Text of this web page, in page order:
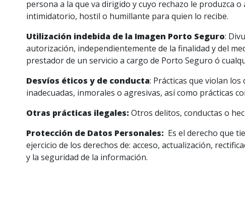
persona a la que va dirigido y cuyo rechazo le produzca
intimidatorio, hostil o humillante para quien lo recibe.
Utilización indebida de la Imagen Porto Seguro:
autorización, independientemente de la finalidad y del
prestador de un servicio a cargo de Porto Seguro ó
Desvíos éticos y de conducta: Prácticas que violan
inadecuadas, inmorales o agresivas, así como prácticas
Otras prácticas ilegales: Otros delitos, conductas o
Protección de Datos Personales: Es el derecho que
ejercicio de los derechos de: acceso, actualización,
y la seguridad de la información.